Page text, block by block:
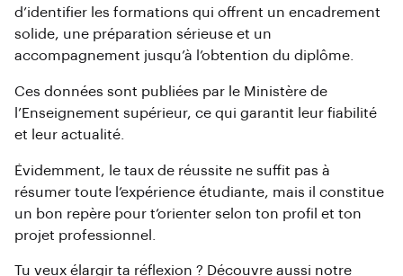
d’identifier les formations qui offrent un encadrement
solide, une préparation sérieuse et un
accompagnement jusqu’à l’obtention du diplôme.
Ces données sont publiées par le Ministère de
l’Enseignement supérieur, ce qui garantit leur fiabilité
et leur actualité.
Évidemment, le taux de réussite ne suffit pas à
résumer toute l’expérience étudiante, mais il constitue
un bon repère pour t’orienter selon ton profil et ton
projet professionnel.
Tu veux élargir ta réflexion ? Découvre aussi notre